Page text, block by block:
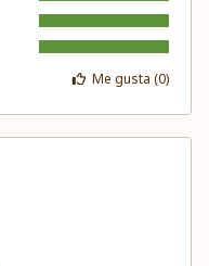
Me gusta (0)